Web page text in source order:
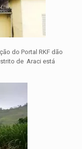
do Portal RKF dão
de Araci está